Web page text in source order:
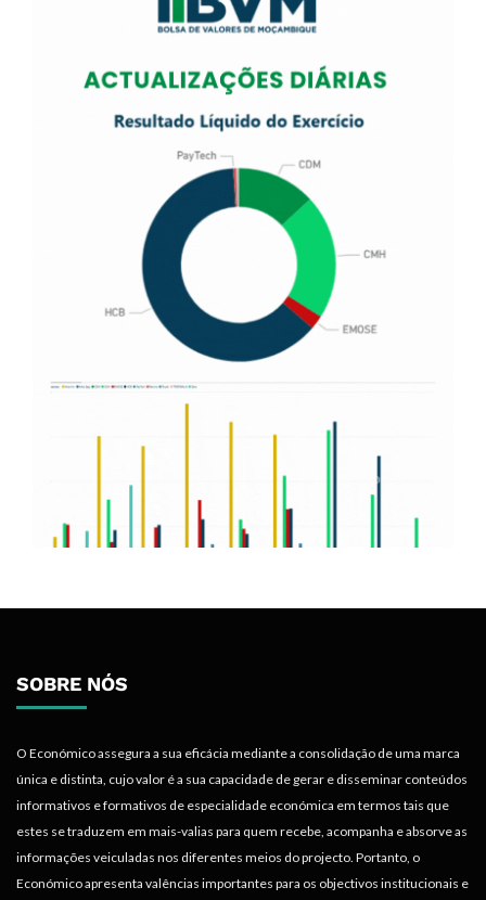
SOBRE NÓS
O Económico assegura a sua eficácia mediante a consolidação de uma marca
única e distinta, cujo valor é a sua capacidade de gerar e disseminar conteúdos
informativos e formativos de especialidade económica em termos tais que
estes se traduzem em mais-valias para quem recebe, acompanha e absorve as
informações veiculadas nos diferentes meios do projecto. Portanto, o
Económico apresenta valências importantes para os objectivos institucionais e